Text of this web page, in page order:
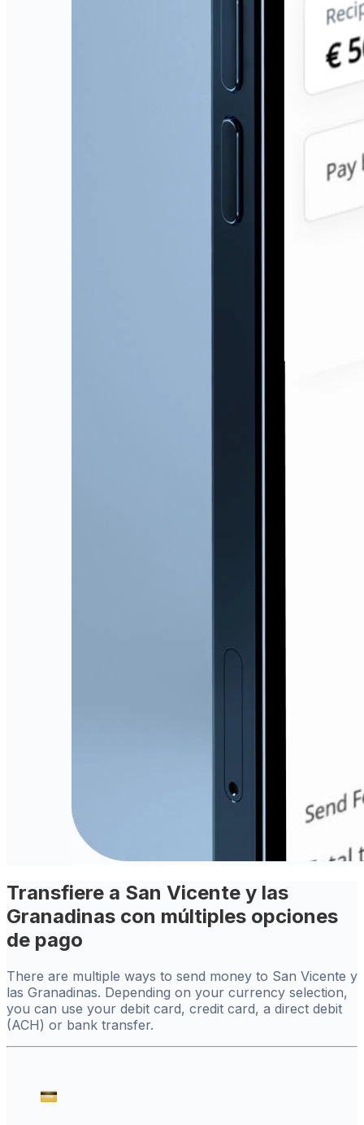
Transfiere a San Vicente y las
Granadinas con múltiples opciones
de pago
There are multiple ways to send money to San Vicente y
las Granadinas. Depending on your currency selection,
you can use your debit card, credit card, a direct debit
(ACH) or bank transfer.